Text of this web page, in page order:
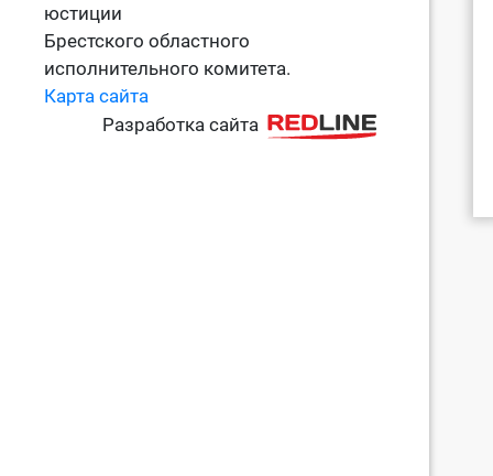
юстиции
Брестского областного
исполнительного комитета.
Карта сайта
Разработка сайта